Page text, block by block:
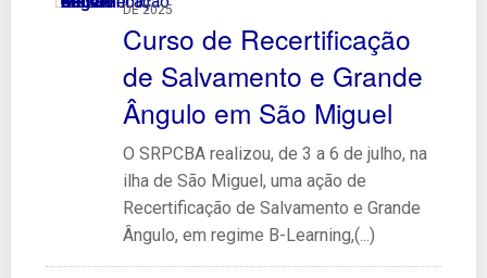
DE 2025
Curso de Recertificação
de Salvamento e Grande
Ângulo em São Miguel
O SRPCBA realizou, de 3 a 6 de julho, na
ilha de São Miguel, uma ação de
Recertificação de Salvamento e Grande
Ângulo, em regime B-Learning,(...)